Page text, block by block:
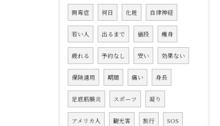
側弯症 何日 化粧 自律神経
若い人 出るまで 値段 痩身
疲れる 予約なし 安い 効果ない
保険適用 期間 痛い 身長
足底筋膜炎 スポーツ 凝り
アメリカ人 観光客 旅行 SOS